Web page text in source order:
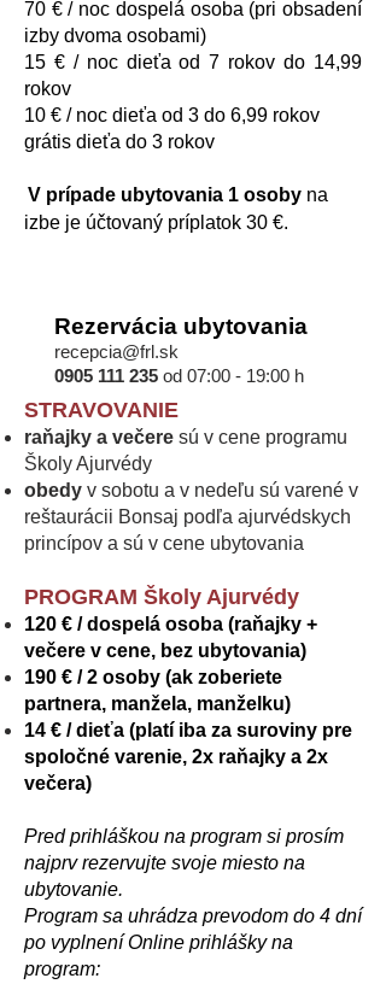
70 € / noc dospelá osoba (pri obsadení
izby dvoma osobami)
15 € / noc dieťa od 7 rokov do 14,99
rokov
10 € / noc dieťa od 3 do 6,99 rokov
grátis dieťa do 3 rokov
V prípade ubytovania 1 osoby na
izbe je účtovaný príplatok 30 €.
STRAVOVANIE
raňajky a večere sú v cene programu
Školy Ajurvédy
obedy v sobotu a v nedeľu sú varené v
reštaurácii Bonsaj podľa ajurvédskych
princípov a sú v cene ubytovania
PROGRAM Školy Ajurvédy
120 € / dospelá osoba (raňajky +
večere v cene, bez ubytovania)
190 € / 2 osoby (ak zoberiete
partnera, manžela, manželku)
14 € / dieťa (platí iba za suroviny pre
spoločné varenie, 2x raňajky a 2x
večera)
Pred prihláškou na program si prosím
najprv rezervujte svoje miesto na
ubytovanie.
Program sa uhrádza prevodom do 4 dní
po vyplnení Online prihlášky na
program:
Rezervácia ubytovania
recepcia@frl.sk
0905 111 235 od 07:00 - 19:00 h